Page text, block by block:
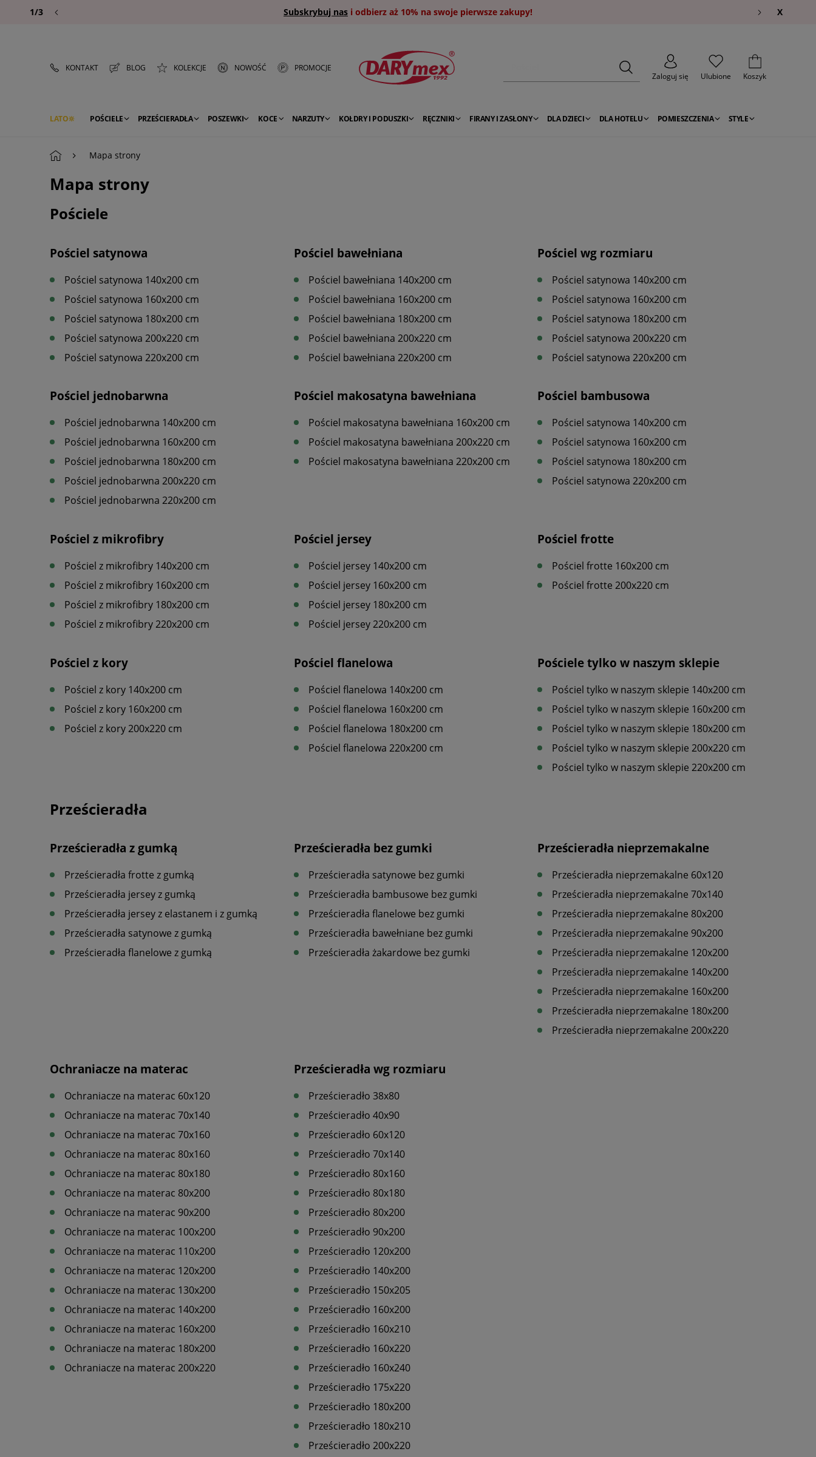
Subskrybuj nas i odbierz aż 10% na swoje pierwsze zakupy!
1/3 X
KONTAKT BLOG KOLEKCJE NOWOŚĆ
PROMOCJE
Zaloguj się
Ulubione Koszyk
LATO POŚCIELE PRZEŚCIERADŁA POSZEWKI KOCE NARZUTY KOŁDRY I PODUSZKI RĘCZNIKI FIRANY I ZASŁONY DLA DZIECI DLA HOTELU POMIESZCZENIA STYLE
Mapa strony
Mapa strony
Pościele
Pościel satynowa
Pościel satynowa 140x200 cm
Pościel satynowa 160x200 cm
Pościel satynowa 180x200 cm
Pościel satynowa 200x220 cm
Pościel satynowa 220x200 cm
Pościel bawełniana
Pościel bawełniana 140x200 cm
Pościel bawełniana 160x200 cm
Pościel bawełniana 180x200 cm
Pościel bawełniana 200x220 cm
Pościel bawełniana 220x200 cm
Pościel wg rozmiaru
Pościel satynowa 140x200 cm
Pościel satynowa 160x200 cm
Pościel satynowa 180x200 cm
Pościel satynowa 200x220 cm
Pościel satynowa 220x200 cm
Pościel jednobarwna
Pościel jednobarwna 140x200 cm
Pościel jednobarwna 160x200 cm
Pościel jednobarwna 180x200 cm
Pościel jednobarwna 200x220 cm
Pościel jednobarwna 220x200 cm
Pościel makosatyna bawełniana
Pościel makosatyna bawełniana 160x200 cm
Pościel makosatyna bawełniana 200x220 cm
Pościel makosatyna bawełniana 220x200 cm
Pościel bambusowa
Pościel satynowa 140x200 cm
Pościel satynowa 160x200 cm
Pościel satynowa 180x200 cm
Pościel satynowa 220x200 cm
Pościel z mikrofibry
Pościel z mikrofibry 140x200 cm
Pościel z mikrofibry 160x200 cm
Pościel z mikrofibry 180x200 cm
Pościel z mikrofibry 220x200 cm
Pościel jersey
Pościel jersey 140x200 cm
Pościel jersey 160x200 cm
Pościel jersey 180x200 cm
Pościel jersey 220x200 cm
Pościel frotte
Pościel frotte 160x200 cm
Pościel frotte 200x220 cm
Pościel z kory
Pościel z kory 140x200 cm
Pościel z kory 160x200 cm
Pościel z kory 200x220 cm
Pościel flanelowa
Pościel flanelowa 140x200 cm
Pościel flanelowa 160x200 cm
Pościel flanelowa 180x200 cm
Pościel flanelowa 220x200 cm
Pościele tylko w naszym sklepie
Pościel tylko w naszym sklepie 140x200 cm
Pościel tylko w naszym sklepie 160x200 cm
Pościel tylko w naszym sklepie 180x200 cm
Pościel tylko w naszym sklepie 200x220 cm
Pościel tylko w naszym sklepie 220x200 cm
Prześcieradła
Prześcieradła z gumką
Prześcieradła frotte z gumką
Prześcieradła jersey z gumką
Prześcieradła jersey z elastanem i z gumką
Prześcieradła satynowe z gumką
Prześcieradła flanelowe z gumką
Prześcieradła bez gumki
Prześcieradła satynowe bez gumki
Prześcieradła bambusowe bez gumki
Prześcieradła flanelowe bez gumki
Prześcieradła bawełniane bez gumki
Prześcieradła żakardowe bez gumki
Prześcieradła nieprzemakalne
Prześcieradła nieprzemakalne 60x120
Prześcieradła nieprzemakalne 70x140
Prześcieradła nieprzemakalne 80x200
Prześcieradła nieprzemakalne 90x200
Prześcieradła nieprzemakalne 120x200
Prześcieradła nieprzemakalne 140x200
Prześcieradła nieprzemakalne 160x200
Prześcieradła nieprzemakalne 180x200
Prześcieradła nieprzemakalne 200x220
Ochraniacze na materac
Ochraniacze na materac 60x120
Ochraniacze na materac 70x140
Ochraniacze na materac 70x160
Ochraniacze na materac 80x160
Ochraniacze na materac 80x180
Ochraniacze na materac 80x200
Ochraniacze na materac 90x200
Ochraniacze na materac 100x200
Ochraniacze na materac 110x200
Ochraniacze na materac 120x200
Ochraniacze na materac 130x200
Ochraniacze na materac 140x200
Ochraniacze na materac 160x200
Ochraniacze na materac 180x200
Ochraniacze na materac 200x220
Prześcieradła wg rozmiaru
Prześcieradło 38x80
Prześcieradło 40x90
Prześcieradło 60x120
Prześcieradło 70x140
Prześcieradło 80x160
Prześcieradło 80x180
Prześcieradło 80x200
Prześcieradło 90x200
Prześcieradło 120x200
Prześcieradło 140x200
Prześcieradło 150x205
Prześcieradło 160x200
Prześcieradło 160x210
Prześcieradło 160x220
Prześcieradło 160x240
Prześcieradło 175x220
Prześcieradło 180x200
Prześcieradło 180x210
Prześcieradło 200x220